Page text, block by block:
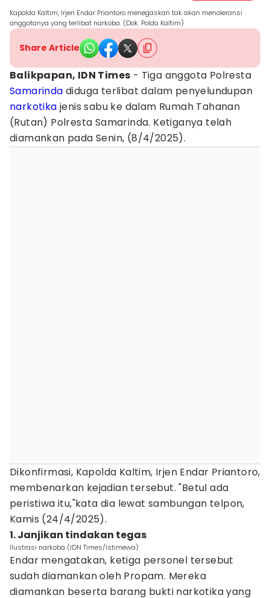
Kapolda Kaltim, Irjen Endar Priantoro menegaskan tak akan menoleransi
anggotanya yang terlibat narkoba. (Dok. Polda Kaltim)
Share Article
Balikpapan, IDN Times - Tiga anggota Polresta
Samarinda diduga terlibat dalam penyelundupan
narkotika jenis sabu ke dalam Rumah Tahanan
(Rutan) Polresta Samarinda. Ketiganya telah
diamankan pada Senin, (8/4/2025).
Dikonfirmasi, Kapolda Kaltim, Irjen Endar Priantoro,
membenarkan kejadian tersebut. "Betul ada
peristiwa itu,"kata dia lewat sambungan telpon,
Kamis (24/4/2025).
1. Janjikan tindakan tegas
Ilustrasi narkoba (IDN Times/Istimewa)
Endar mengatakan, ketiga personel tersebut
sudah diamankan oleh Propam. Mereka
diamankan beserta barang bukti narkotika yang